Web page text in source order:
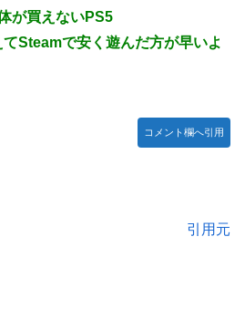
が買えないPS5
Steamで安く遊んだ方が早いよ
コメント欄へ引用
引用元